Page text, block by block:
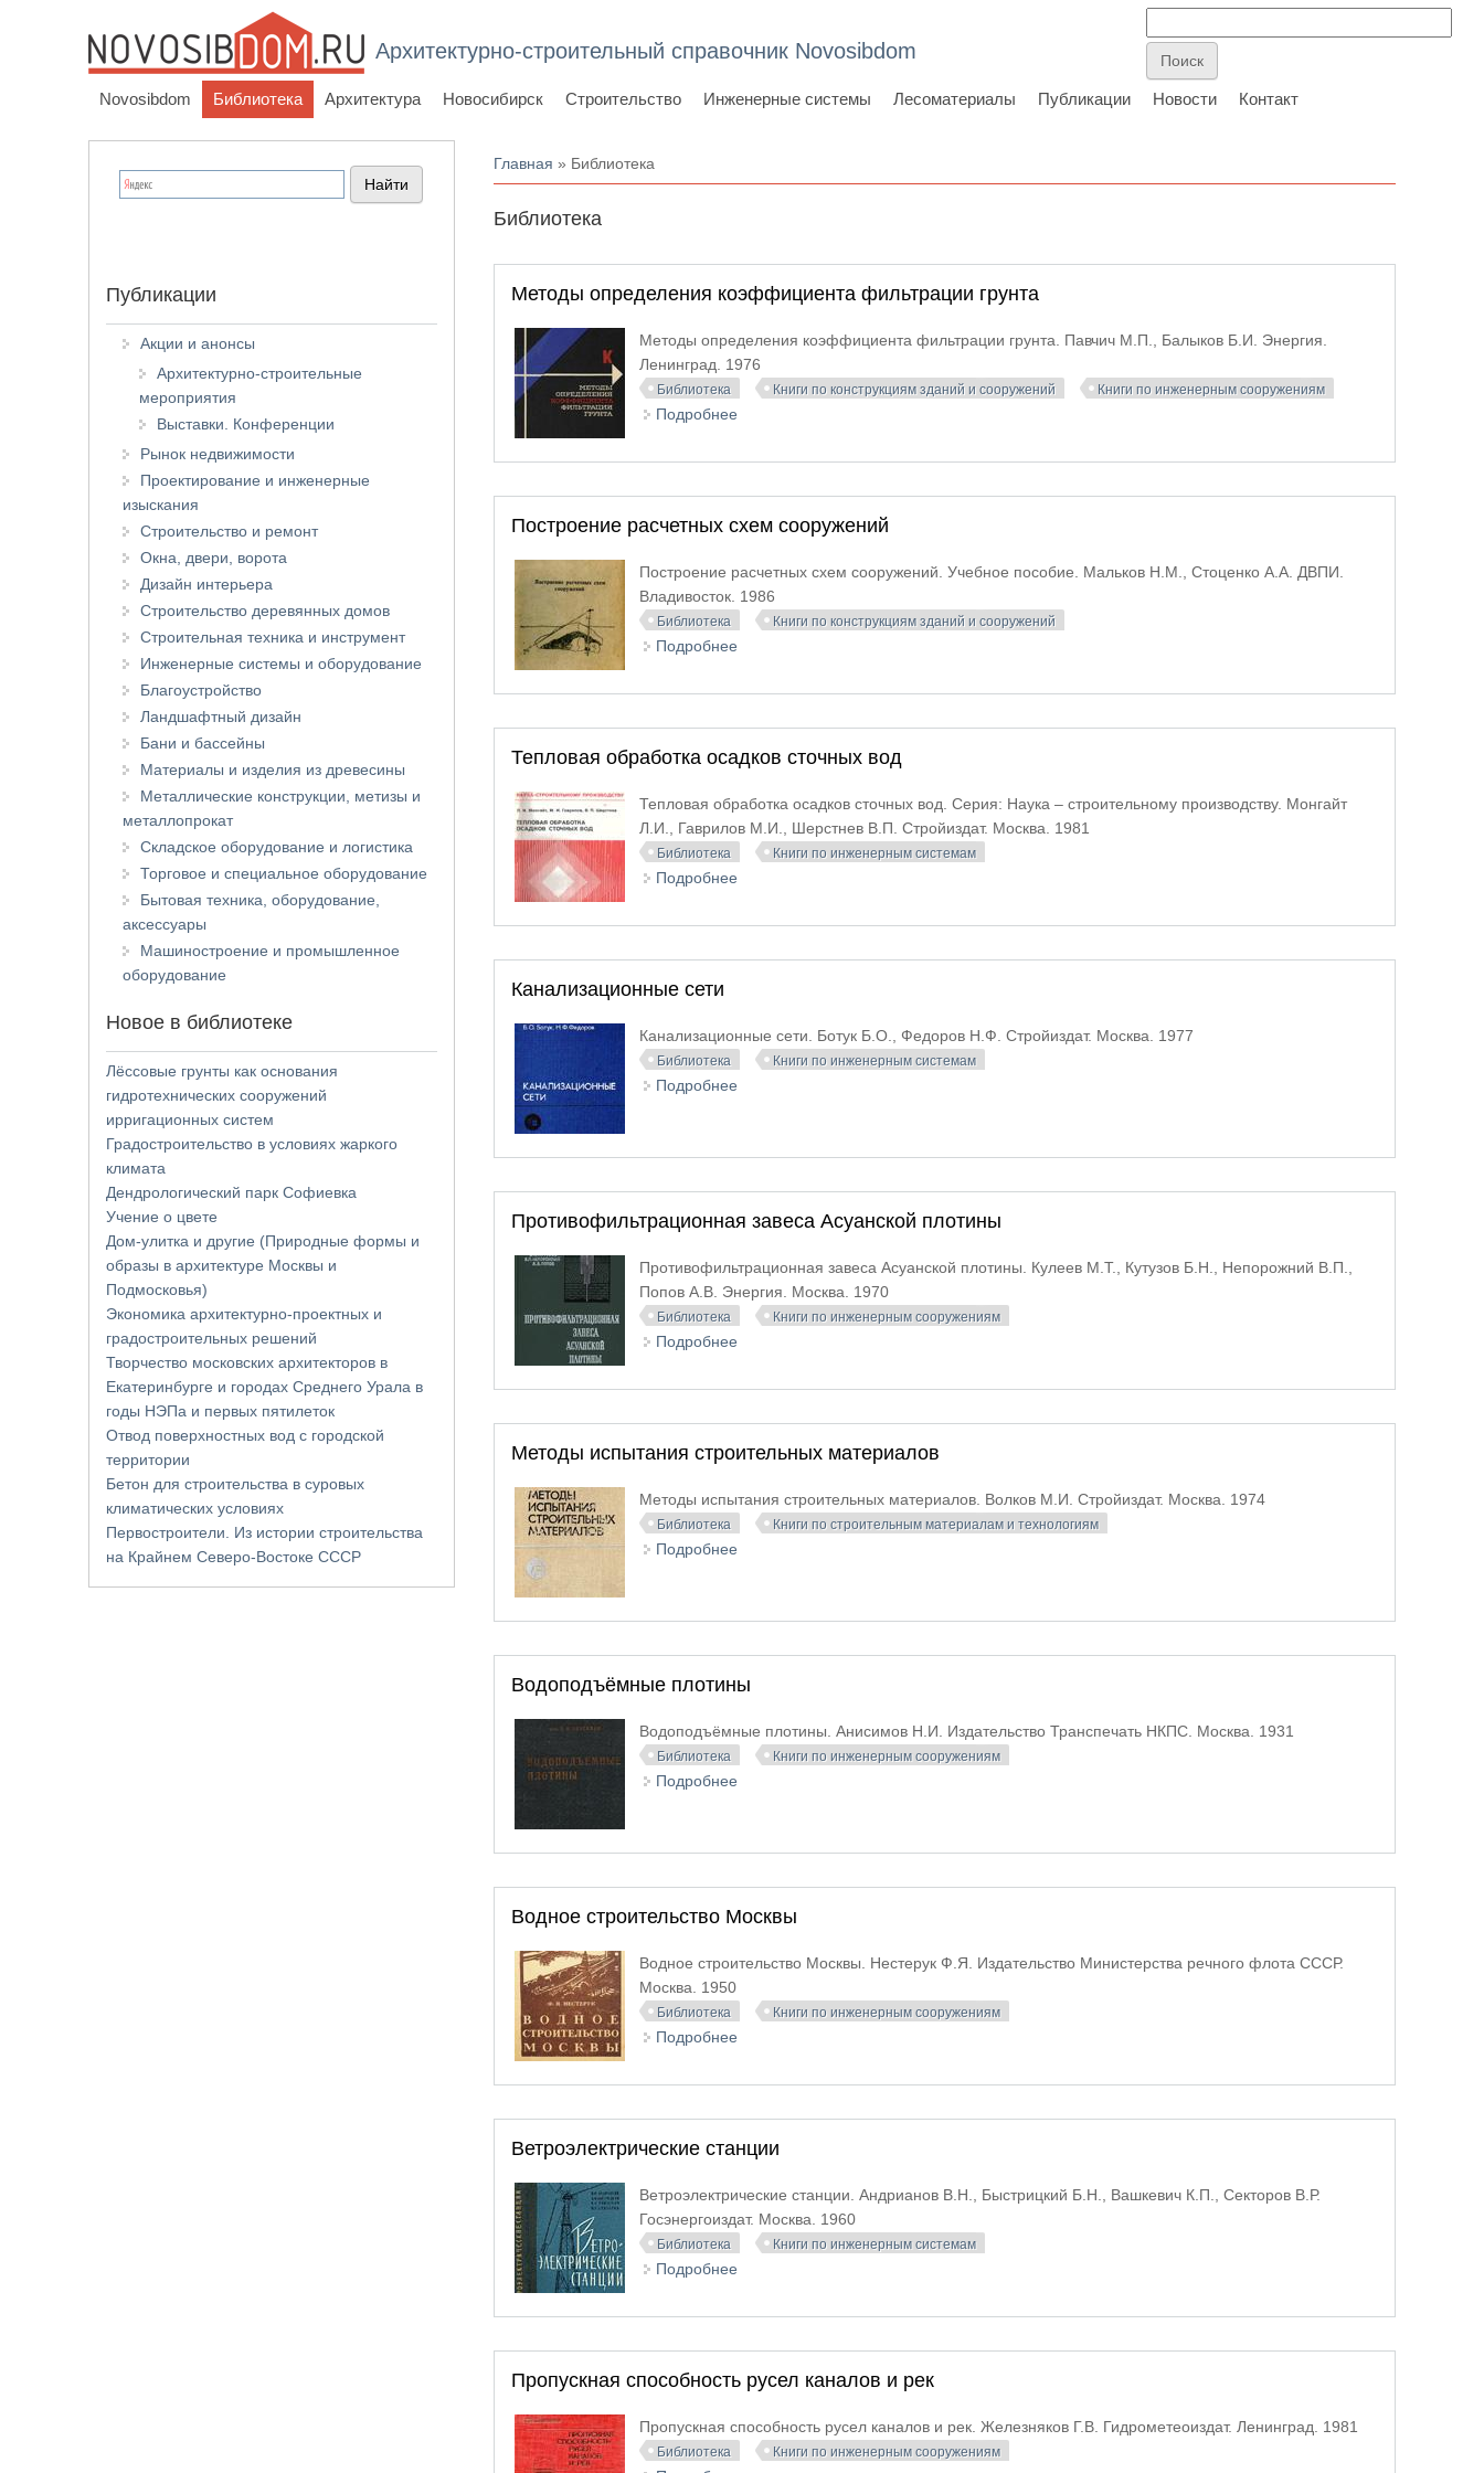
Архитектурно-строительный справочник Novosibdom
Novosibdom Библиотека Архитектура Новосибирск Строительство Инженерные системы Лесоматериалы Публикации Новости Контакт
Вы здесь
Главная » Библиотека
Библиотека
Методы определения коэффициента фильтрации грунта
Методы определения коэффициента фильтрации грунта. Павчич М.П., Балыков Б.И. Энергия.
Ленинград. 1976
Библиотека Книги по конструкциям зданий и сооружений Книги по инженерным сооружениям
Подробнее
Построение расчетных схем сооружений
Построение расчетных схем сооружений. Учебное пособие. Мальков Н.М., Стоценко А.А. ДВПИ.
Владивосток. 1986
Библиотека Книги по конструкциям зданий и сооружений
Подробнее
Тепловая обработка осадков сточных вод
Тепловая обработка осадков сточных вод. Серия: Наука – строительному производству. Монгайт
Л.И., Гаврилов М.И., Шерстнев В.П. Стройиздат. Москва. 1981
Библиотека Книги по инженерным системам
Подробнее
Канализационные сети
Канализационные сети. Ботук Б.О., Федоров Н.Ф. Стройиздат. Москва. 1977
Библиотека Книги по инженерным системам
Подробнее
Противофильтрационная завеса Асуанской плотины
Противофильтрационная завеса Асуанской плотины. Кулеев М.Т., Кутузов Б.Н., Непорожний В.П.,
Попов А.В. Энергия. Москва. 1970
Библиотека Книги по инженерным сооружениям
Подробнее
Методы испытания строительных материалов
Методы испытания строительных материалов. Волков М.И. Стройиздат. Москва. 1974
Библиотека Книги по строительным материалам и технологиям
Подробнее
Водоподъёмные плотины
Водоподъёмные плотины. Анисимов Н.И. Издательство Транспечать НКПС. Москва. 1931
Библиотека Книги по инженерным сооружениям
Подробнее
Водное строительство Москвы
Водное строительство Москвы. Нестерук Ф.Я. Издательство Министерства речного флота СССР.
Москва. 1950
Библиотека Книги по инженерным сооружениям
Подробнее
Ветроэлектрические станции
Ветроэлектрические станции. Андрианов В.Н., Быстрицкий Б.Н., Вашкевич К.П., Секторов В.Р.
Госэнергоиздат. Москва. 1960
Библиотека Книги по инженерным системам
Подробнее
Пропускная способность русел каналов и рек
Пропускная способность русел каналов и рек. Железняков Г.В. Гидрометеоиздат. Ленинград. 1981
Библиотека Книги по инженерным сооружениям
Публикации
Акции и анонсы
Архитектурно-строительные
мероприятия
Выставки. Конференции
Рынок недвижимости
Проектирование и инженерные
изыскания
Строительство и ремонт
Окна, двери, ворота
Дизайн интерьера
Строительство деревянных домов
Строительная техника и инструмент
Инженерные системы и оборудование
Благоустройство
Ландшафтный дизайн
Бани и бассейны
Материалы и изделия из древесины
Металлические конструкции, метизы и
металлопрокат
Складское оборудование и логистика
Торговое и специальное оборудование
Бытовая техника, оборудование,
аксессуары
Машиностроение и промышленное
оборудование
Новое в библиотеке
Лёссовые грунты как основания
гидротехнических сооружений
ирригационных систем
Градостроительство в условиях жаркого
климата
Дендрологический парк Софиевка
Учение о цвете
Дом-улитка и другие (Природные формы и
образы в архитектуре Москвы и
Подмосковья)
Экономика архитектурно-проектных и
градостроительных решений
Творчество московских архитекторов в
Екатеринбурге и городах Среднего Урала в
годы НЭПа и первых пятилеток
Отвод поверхностных вод с городской
территории
Бетон для строительства в суровых
климатических условиях
Первостроители. Из истории строительства
на Крайнем Северо-Востоке СССР